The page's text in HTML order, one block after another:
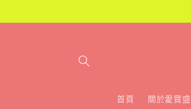
首頁 關於愛寶盛